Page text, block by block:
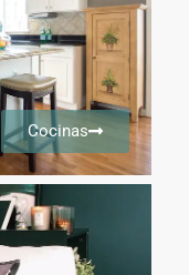
Cocinas